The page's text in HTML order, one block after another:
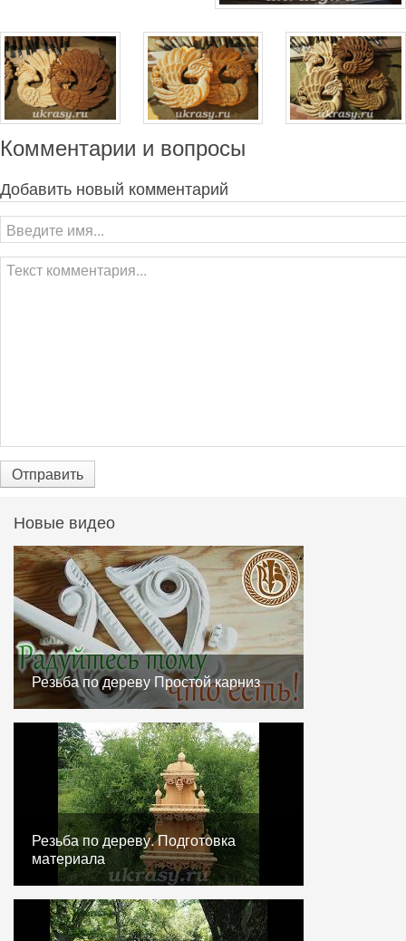
Комментарии и вопросы
Добавить новый комментарий
Отправить
Новые видео
Резьба по дереву Простой карниз
Резьба по дереву. Подготовка
материала